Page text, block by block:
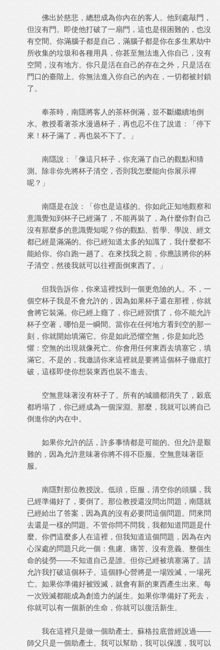
佛出於慈悲，總想成為你內在的客人。他到處敲門，
但沒有門。即使他打破了一扇門，這也是很困難的，也沒
有空間。你滿腦子都是自己，滿腦子都是你在多生累劫中
所收集的垃圾和各種用具，你甚至無法進入你自己，沒有
空間，沒有地方。你只是活在自己的存在之外，只是活在
門口的臺階上。你無法進入你自己的內在，一切都被封鎖
了。
奉茶時，南隱將客人的茶杯倒滿，並不斷繼續地倒
水。教授看著茶水漫過杯子，再也忍不住了說道：「停下
來！杯子滿了，再也裝不下了。」
南隱說：「像這只杯子，你充滿了自己的觀點和猜
測。除非你先將杯子清空，否則我怎麼能向你展示禪
呢？」
南隱是在說：「你也是這樣的。你如此正知地觀察和
意識覺知到杯子已經滿了，不能再裝了，為什麼你對自己
沒有那麼多的意識覺知呢？你的觀點、哲學、學說、經文
都已經是滿滿的。你已經知道太多的知識了，我什麼都不
能給你。你白跑一趟了。在來找我之前，你應該將你的杯
子清空，然後我就可以往裡面倒東西了。」
但我告訴你，你來這裡找到一個更危險的人。不，一
個空杯子我是不會允許的，因為如果杯子還在那裡，你就
會將它裝滿。你已經上癮了，你已經習慣了，你不能允許
杯子空著，哪怕是一瞬間。當你在任何地方看到空的那一
刻，你就開始填滿它。你是如此恐懼空無，你是如此恐
懼：空無的出現就像死亡。你會用任何東西去填塞它，填
滿它。不是的，我邀請你來這裡就是要將這個杯子徹底打
破，這樣即使你想裝東西也裝不進去。
空無意味著沒有杯子了。所有的城牆都消失了，穀底
都坍塌了，你已經成為一個深淵。那麼，我就可以將自己
倒進你的內在中。
如果你允許的話，許多事情都是可能的。但允許是艱
難的，因為允許意味著你將不得不臣服。空無意味著臣
服。
南隱對那位教授說。低頭，臣服，清空你的頭腦，我
已經準備好了，要倒了。那位教授還沒問出問題，南隱就
已經給出了答案，因為真的沒有必要問這個問題。問來問
去還是一樣的問題。不管你問不問我，我都知道問題是什
麼。你們這麼多人在這裡，但我知道這個問題，因為在內
心深處的問題只此一個：焦慮、痛苦、沒有意義、整個生
命的徒勞——不知道自己是誰。但你已經被填塞滿了。請
允許我打破這個杯子。這個靜心營將是一場毀滅，一場死
亡。如果你準備好被毀滅，就會有新的東西產生出來。每
一次毀滅都能成為創造力的誕生。如果你準備好了死去，
你就可以有一個新的生命，你就可以復活新生。
我在這裡只是做一個助產士。蘇格拉底曾經說過——
師父只是一個助產士。我可以幫助，我可以保護，我可以